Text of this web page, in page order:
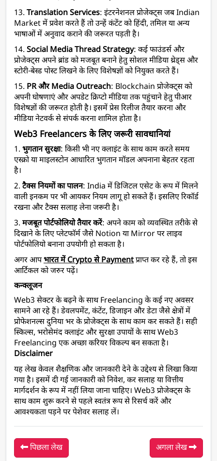
13. Translation Services: इंटरनेशनल प्रोजेक्ट्स जब Indian
Market में प्रवेश करते हैं तो उन्हें कंटेंट को हिंदी, तमिल या अन्य
भाषाओं में अनुवाद कराने की जरूरत पड़ती है।
14. Social Media Thread Strategy: कई फाउंडर्स और
प्रोजेक्ट्स अपने ब्रांड को मजबूत बनाने हेतु सोशल मीडिया थ्रेड्स और
स्टोरी-बेस्ड पोस्ट लिखने के लिए विशेषज्ञों को नियुक्त करते हैं।
15. PR और Media Outreach: Blockchain प्रोजेक्ट्स को
अपनी घोषणाएं और अपडेट क्रिप्टो मीडिया तक पहुंचाने हेतु पीआर
विशेषज्ञों की जरूरत होती है। इसमें प्रेस रिलीज तैयार करना और
मीडिया नेटवर्क से संपर्क करना शामिल होता है।
Web3 Freelancers के लिए जरूरी सावधानियां
1. भुगतान सुरक्षा: किसी भी नए क्लाइंट के साथ काम करते समय
एस्क्रो या माइलस्टोन आधारित भुगतान मॉडल अपनाना बेहतर रहता
है।
2. टैक्स नियमों का पालन: India में डिजिटल एसेट के रूप में मिलने
वाली इनकम पर भी आयकर नियम लागू हो सकते हैं। इसलिए रिकॉर्ड
रखना और टैक्स सलाह लेना जरूरी है।
3. मजबूत पोर्टफोलियो तैयार करें: अपने काम को व्यवस्थित तरीके से
दिखाने के लिए प्लेटफॉर्म जैसे Notion या Mirror पर लाइव
पोर्टफोलियो बनाना उपयोगी हो सकता है।
अगर आपभारत में Crypto से Paymentप्राप्त कर रहे हैं, तो इस
आर्टिकल को जरुर पढ़ें।
कन्क्लूजन
Web3 सेक्टर के बढ़ने के साथ Freelancing के कई नए अवसर
सामने आ रहे हैं। डेवलपमेंट, कंटेंट, डिजाइन और डेटा जैसे क्षेत्रों में
प्रोफेशनल्स दुनिया भर के प्रोजेक्ट्स के साथ काम कर सकते हैं। सही
Freelancing एक अच्छा करियर विकल्प बन सकता है।
Disclaimer
यह लेख केवल शैक्षणिक और जानकारी देने के उद्देश्य से लिखा किया
गया है। इसमें दी गई जानकारी को निवेश, कर सलाह या वित्तीय
मार्गदर्शन के रूप में नहीं लिया जाना चाहिए। Web3 प्रोजेक्ट्स के
साथ काम शुरू करने से पहले स्वतंत्र रूप से रिसर्च करें और
आवश्यकता पड़ने पर पेशेवर सलाह लें।
पिछला लेख अगला लेख